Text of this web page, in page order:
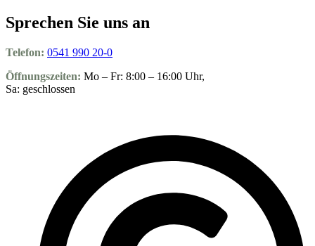
Sprechen Sie uns an
Telefon: 0541 990 20-0
Öffnungszeiten: Mo – Fr: 8:00 – 16:00 Uhr,
Sa: geschlossen